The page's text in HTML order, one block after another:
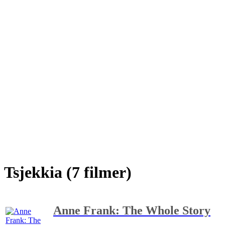
Tsjekkia (7 filmer)
Anne Frank: The Whole Story